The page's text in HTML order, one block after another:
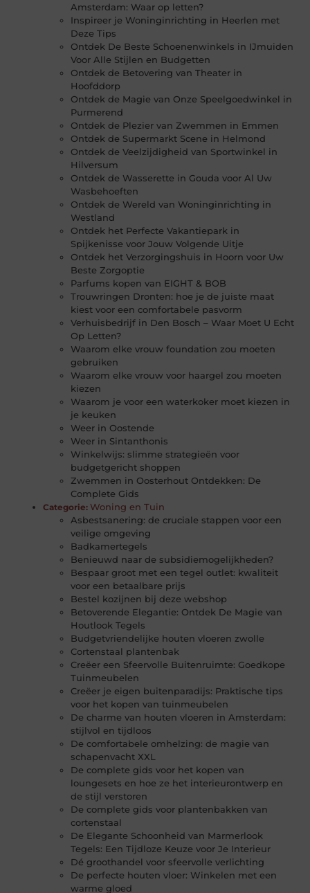
Amsterdam: Waar op letten?
Inspireer je Woninginrichting in Heerlen met
Deze Tips
Ontdek De Beste Schoenenwinkels in IJmuiden
Voor Alle Stijlen en Budgetten
Ontdek de Betovering van Theater in
Hoofddorp
Ontdek de Magie van Onze Speelgoedwinkel in
Purmerend
Ontdek de Plezier van Zwemmen in Emmen
Ontdek de Supermarkt Scene in Helmond
Ontdek de Veelzijdigheid van Sportwinkel in
Hilversum
Ontdek de Wasserette in Gouda voor Al Uw
Wasbehoeften
Ontdek de Wereld van Woninginrichting in
Westland
Ontdek het Perfecte Vakantiepark in
Spijkenisse voor Jouw Volgende Uitje
Ontdek het Verzorgingshuis in Hoorn voor Uw
Beste Zorgoptie
Parfums kopen van EIGHT & BOB
Trouwringen Dronten: hoe je de juiste maat
kiest voor een comfortabele pasvorm
Verhuisbedrijf in Den Bosch – Waar Moet U Echt
Op Letten?
Waarom elke vrouw foundation zou moeten
gebruiken
Waarom elke vrouw voor haargel zou moeten
kiezen
Waarom je voor een waterkoker moet kiezen in
je keuken
Weer in Oostende
Weer in Sintanthonis
Winkelwijs: slimme strategieën voor
budgetgericht shoppen
Zwemmen in Oosterhout Ontdekken: De
Complete Gids
Categorie: Woning en Tuin
Asbestsanering: de cruciale stappen voor een
veilige omgeving
Badkamertegels
Benieuwd naar de subsidiemogelijkheden?
Bespaar groot met een tegel outlet: kwaliteit
voor een betaalbare prijs
Bestel kozijnen bij deze webshop
Betoverende Elegantie: Ontdek De Magie van
Houtlook Tegels
Budgetvriendelijke houten vloeren zwolle
Cortenstaal plantenbak
Creëer een Sfeervolle Buitenruimte: Goedkope
Tuinmeubelen
Creëer je eigen buitenparadijs: Praktische tips
voor het kopen van tuinmeubelen
De charme van houten vloeren in Amsterdam:
stijlvol en tijdloos
De comfortabele omhelzing: de magie van
schapenvacht XXL
De complete gids voor het kopen van
loungesets en hoe ze het interieurontwerp en
de stijl verstoren
De complete gids voor plantenbakken van
cortenstaal
De Elegante Schoonheid van Marmerlook
Tegels: Een Tijdloze Keuze voor Je Interieur
Dé groothandel voor sfeervolle verlichting
De perfecte houten vloer: Winkelen met een
warme gloed